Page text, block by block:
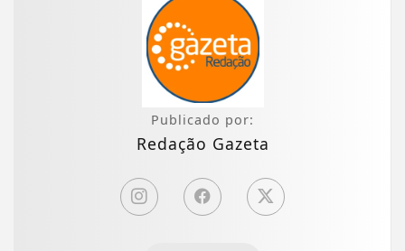
Publicado por:
Redação Gazeta